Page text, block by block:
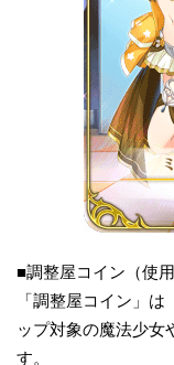
■調整屋コイン（使
「調整屋コイン」
ップ対象の魔法少女
す。